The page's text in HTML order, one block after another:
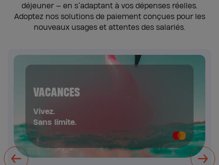
déjeuner — en s’adaptant à vos dépenses réelles.
Adoptez nos solutions de paiement conçues pour les
nouveaux usages et attentes des salariés.
VACANCES
Vivez.
Sans limite.